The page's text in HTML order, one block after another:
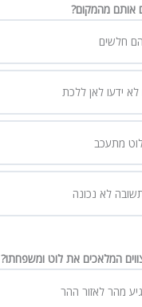
אותם מהמקום?
חלשים
ידעו לאן ללכת
מתעכב
לא נכונה
המלאכים את לוט ומשפחתו?
מהר לאזור ההר